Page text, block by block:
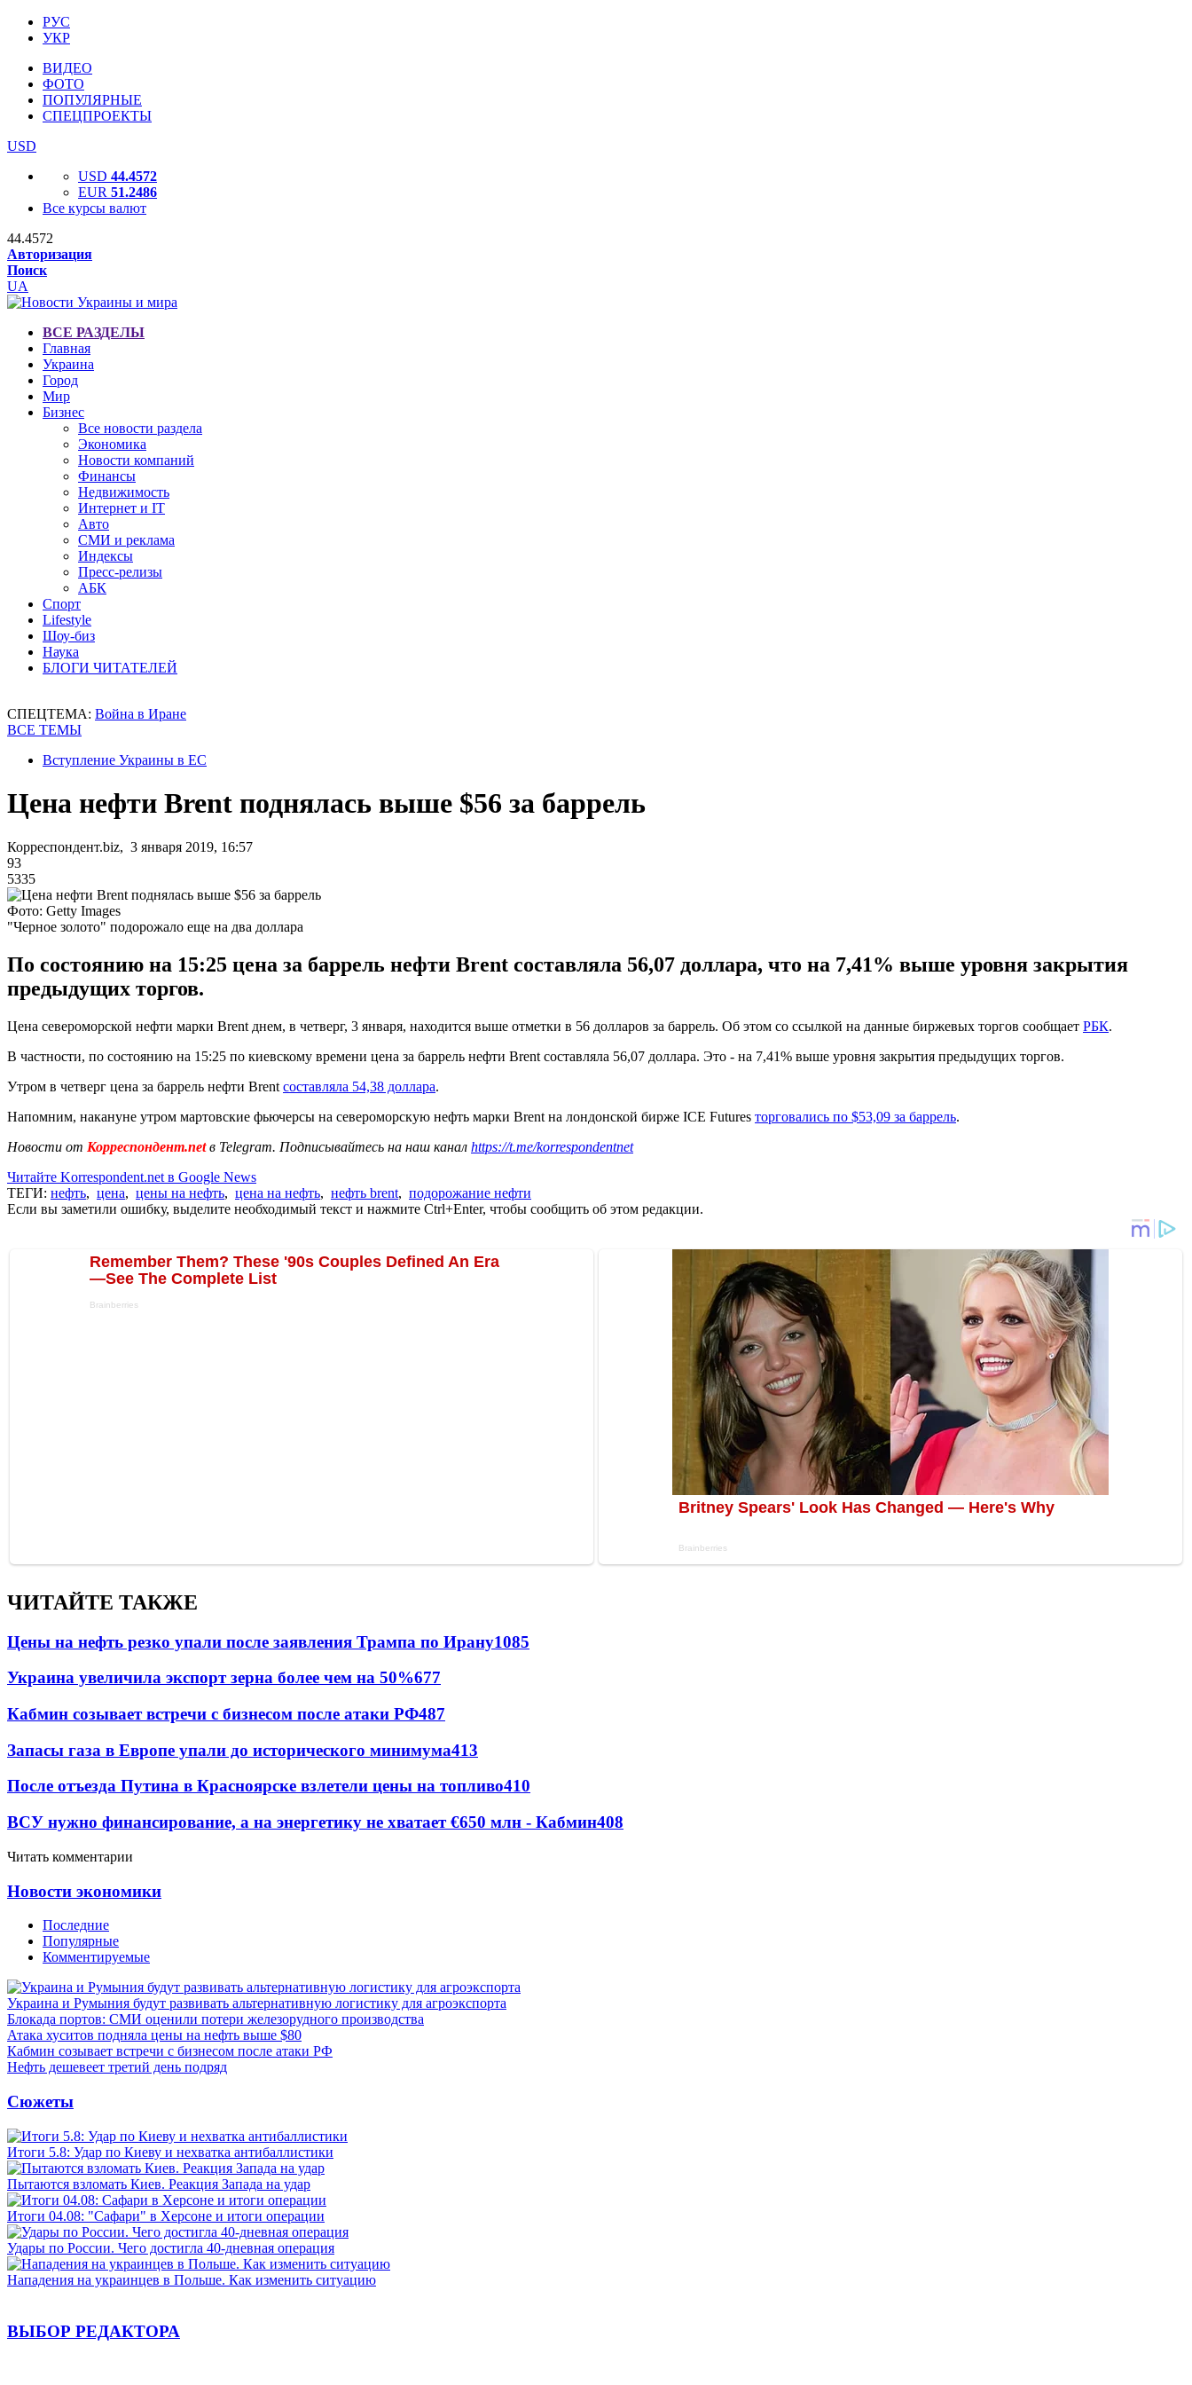
РУС
УКР
ВИДЕО
ФОТО
ПОПУЛЯРНЫЕ
СПЕЦПРОЕКТЫ
USD
USD 44.4572
EUR 51.2486
Все курсы валют
44.4572
Авторизация
Поиск
UA
ВСЕ РАЗДЕЛЫ
Главная
Украина
Город
Мир
Бизнес
Все новости раздела
Экономика
Новости компаний
Финансы
Недвижимость
Интернет и IT
Авто
СМИ и реклама
Индексы
Пресс-релизы
АБК
Спорт
Lifestyle
Шоу-биз
Наука
БЛОГИ ЧИТАТЕЛЕЙ
СПЕЦТЕМА: Война в Иране
ВСЕ ТЕМЫ
Вступление Украины в ЕС
Цена нефти Brent поднялась выше $56 за баррель
Корреспондент.biz, 3 января 2019, 16:57
93
5335
Фото: Getty Images
"Черное золото" подорожало еще на два доллара
По состоянию на 15:25 цена за баррель нефти Brent составляла 56,07 доллара, что на 7,41% выше уровня закрытия
предыдущих торгов.
Цена североморской нефти марки Brent днем, в четверг, 3 января, находится выше отметки в 56 долларов за баррель. Об этом со ссылкой на данные биржевых торгов сообщает РБК.
В частности, по состоянию на 15:25 по киевскому времени цена за баррель нефти Brent составляла 56,07 доллара. Это - на 7,41% выше уровня закрытия предыдущих торгов.
Утром в четверг цена за баррель нефти Brent составляла 54,38 доллара.
Напомним, накануне утром мартовские фьючерсы на североморскую нефть марки Brent на лондонской бирже ICE Futures торговались по $53,09 за баррель.
Новости от Корреспондент.netв Telegram. Подписывайтесь на наш канал https://t.me/korrespondentnet
Читайте Korrespondent.net в Google News
ТЕГИ: нефть, цена, цены на нефть, цена на нефть, нефть brent, подорожание нефти
Если вы заметили ошибку, выделите необходимый текст и нажмите Ctrl+Enter, чтобы сообщить об этом редакции.
ЧИТАЙТЕ ТАКЖЕ
Цены на нефть резко упали после заявления Трампа по Ирану1085
Украина увеличила экспорт зерна более чем на 50%677
Кабмин созывает встречи с бизнесом после атаки РФ487
Запасы газа в Европе упали до исторического минимума413
После отъезда Путина в Красноярске взлетели цены на топливо410
ВСУ нужно финансирование, а на энергетику не хватает €650 млн - Кабмин408
Читать комментарии
Новости экономики
Последние
Популярные
Комментируемые
Украина и Румыния будут развивать альтернативную логистику для агроэкспорта
Блокада портов: СМИ оценили потери железорудного производства
Атака хуситов подняла цены на нефть выше $80
Кабмин созывает встречи с бизнесом после атаки РФ
Нефть дешевеет третий день подряд
Сюжеты
Итоги 5.8: Удар по Киеву и нехватка антибаллистики
Пытаются взломать Киев. Реакция Запада на удар
Итоги 04.08: "Сафари" в Херсоне и итоги операции
Удары по России. Чего достигла 40-дневная операция
Нападения на украинцев в Польше. Как изменить ситуацию
ВЫБОР РЕДАКТОРА